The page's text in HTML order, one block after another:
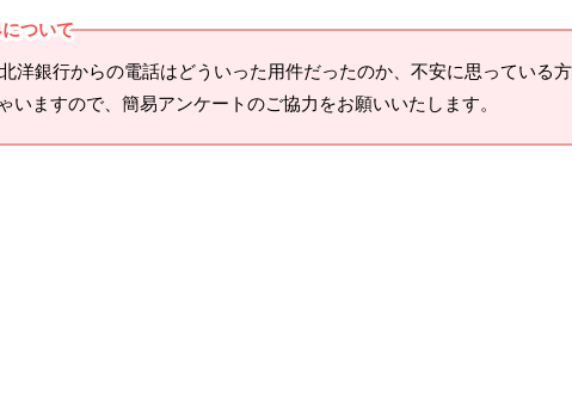
ついて
洋銀行からの電話はどういった用件だったのか、不安に思っている方
いますので、簡易アンケートのご協力をお願いいたします。